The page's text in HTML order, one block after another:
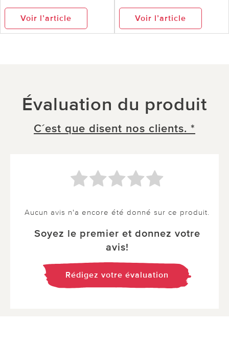
Voir l’article Voir l’article
Évaluation du produit
C´est que disent nos clients. *
Aucun avis n'a encore été donné sur ce produit.
Soyez le premier et donnez votre
avis!
Rédigez votre évaluation